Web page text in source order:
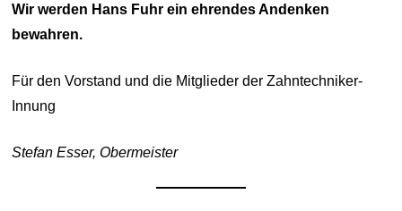
Wir werden Hans Fuhr ein ehrendes Andenken
bewahren.
Für den Vorstand und die Mitglieder der Zahntechniker-
Innung
Stefan Esser, Obermeister